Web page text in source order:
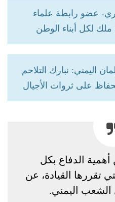
عضو رابطة علماء
ملك لكل أبناء الوطن
اليمني: نبارك التلاحم
على ثروات الأجيال
أهمية الدفاع بكل
تقررها القيادة، عن
اليمني.